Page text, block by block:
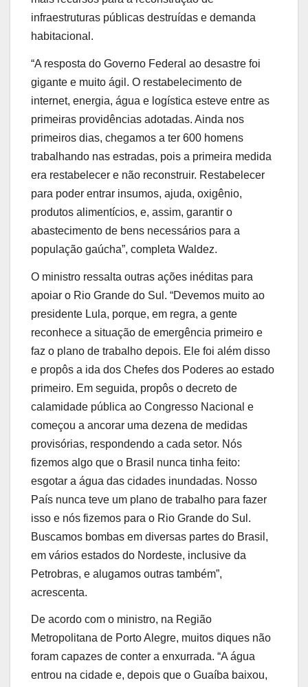
infraestruturas públicas destruídas e demanda
habitacional.
“A resposta do Governo Federal ao desastre foi
gigante e muito ágil. O restabelecimento de
internet, energia, água e logística esteve entre as
primeiras providências adotadas. Ainda nos
primeiros dias, chegamos a ter 600 homens
trabalhando nas estradas, pois a primeira medida
era restabelecer e não reconstruir. Restabelecer
para poder entrar insumos, ajuda, oxigênio,
produtos alimentícios, e, assim, garantir o
abastecimento de bens necessários para a
população gaúcha”, completa Waldez.
O ministro ressalta outras ações inéditas para
apoiar o Rio Grande do Sul. “Devemos muito ao
presidente Lula, porque, em regra, a gente
reconhece a situação de emergência primeiro e
faz o plano de trabalho depois. Ele foi além disso
e propôs a ida dos Chefes dos Poderes ao estado
primeiro. Em seguida, propôs o decreto de
calamidade pública ao Congresso Nacional e
começou a ancorar uma dezena de medidas
provisórias, respondendo a cada setor. Nós
fizemos algo que o Brasil nunca tinha feito:
esgotar a água das cidades inundadas. Nosso
País nunca teve um plano de trabalho para fazer
isso e nós fizemos para o Rio Grande do Sul.
Buscamos bombas em diversas partes do Brasil,
em vários estados do Nordeste, inclusive da
Petrobras, e alugamos outras também”,
acrescenta.
De acordo com o ministro, na Região
Metropolitana de Porto Alegre, muitos diques não
foram capazes de conter a enxurrada. “A água
entrou na cidade e, depois que o Guaíba baixou,